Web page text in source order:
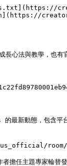
心法與教學，也
新動態，包含平
room/
擔任主題專家輪替發